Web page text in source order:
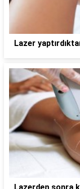
Lazer